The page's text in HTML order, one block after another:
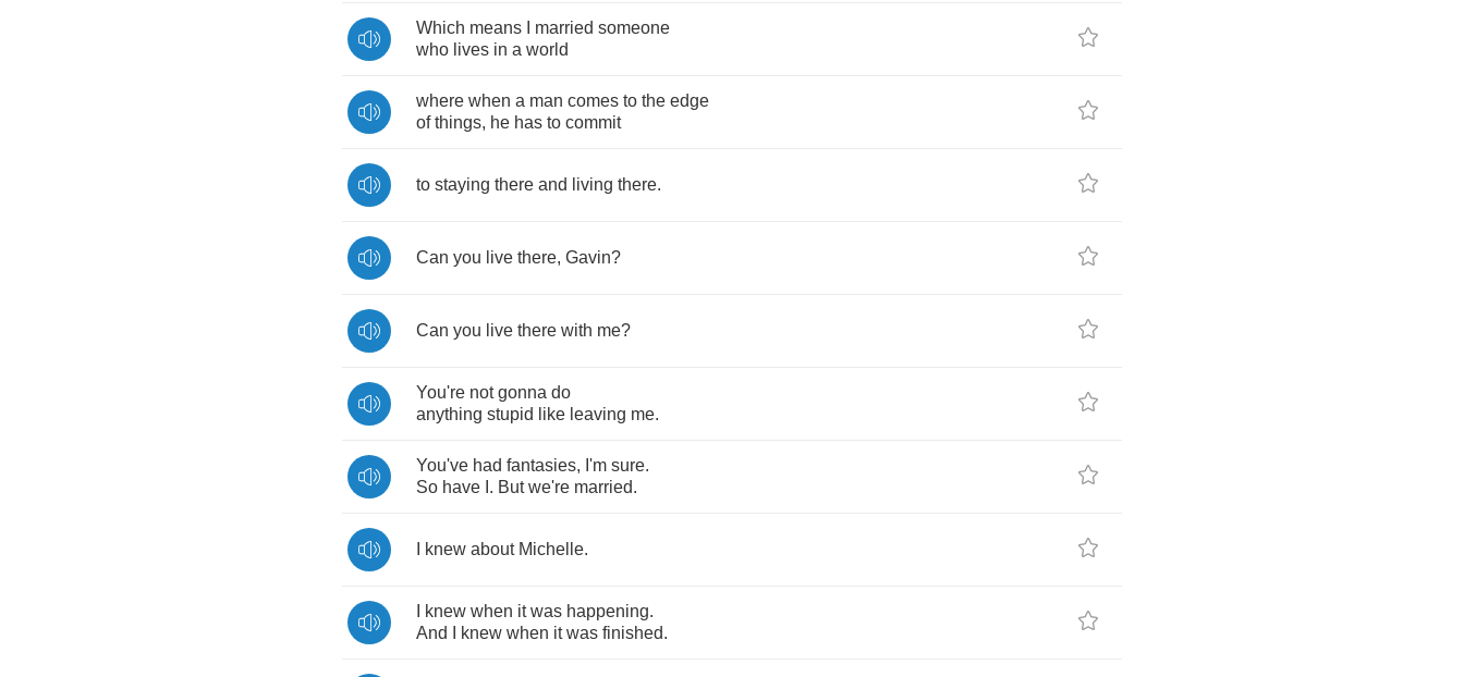
Which means married someone
who lives in a world
where when a man comes to the edge
of things, he has to commit
to staying there and living there.
Can you live there, Gavin?
Can you live there with me?
You're not gonna do
anything stupid like leaving me.
You've had fantasies, I'm sure.
So have . But we're married.
knew about Michelle.
knew when it was happening.
And
knew when it was finished.